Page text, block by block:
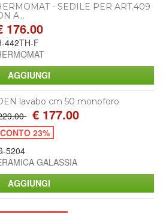
- SEDILE PER ART.409
A...
176.00
442TH-F
lavabo cm 50 monoforo
€ 177.00
23%
5204
GALASSIA